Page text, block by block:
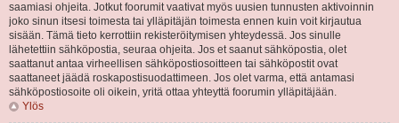
saamiasi ohjeita. Jotkut foorumit vaativat myös uusien tunnusten aktivoinnin
joko sinun itsesi toimesta tai ylläpitäjän toimesta ennen kuin voit kirjautua
sisään. Tämä tieto kerrottiin rekisteröitymisen yhteydessä. Jos sinulle
lähetettiin sähköpostia, seuraa ohjeita. Jos et saanut sähköpostia, olet
saattanut antaa virheellisen sähköpostiosoitteen tai sähköpostit ovat
saattaneet jäädä roskapostisuodattimeen. Jos olet varma, että antamasi
sähköpostiosoite oli oikein, yritä ottaa yhteyttä foorumin ylläpitäjään.
Ylös